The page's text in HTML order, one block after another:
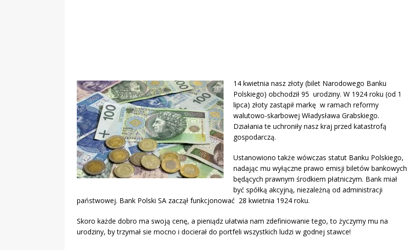
14 kwietnia nasz złoty (bilet Narodowego Banku
Polskiego) obchodził 95 urodziny. W 1924 roku (od 1
lipca) złoty zastąpił markę w ramach reformy
walutowo-skarbowej Władysława Grabskiego.
Działania te uchroniły nasz kraj przed katastrofą
gospodarczą.
Ustanowiono także wówczas statut Banku Polskiego,
nadając mu wyłączne prawo emisji biletów bankowych
będących prawnym środkiem płatniczym. Bank miał
być spółką akcyjną, niezależną od administracji
państwowej. Bank Polski SA zaczął funkcjonować 28 kwietnia 1924 roku.
Skoro każde dobro ma swoją cenę, a pieniądz ułatwia nam zdefiniowanie tego, to życzymy mu na
urodziny, by trzymał sie mocno i docierał do portfeli wszystkich ludzi w godnej stawce!